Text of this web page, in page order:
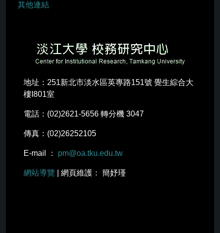
其他連結
地址：251新北市淡水區英專路151號 覺生綜合大
樓I801室
電話：(02)2621-5656 轉分機 3047
傳真：(02)26252105
E-mail ： pm@oa.tku.edu.tw
網站導覽 | 網頁維護： 簡妤瑾